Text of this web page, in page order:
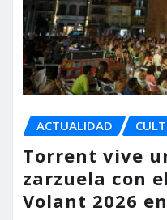
ACTUALIDAD
Torrent vive
zarzuela con
Volant 2026